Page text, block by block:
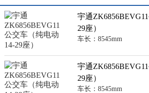
宇通
29座）
车长：8545mm
宇通
29座）
车长：8545mm